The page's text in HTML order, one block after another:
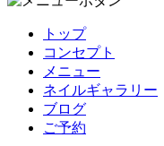
トップ
コンセプト
メニュー
ネイルギャラリー
ブログ
ご予約